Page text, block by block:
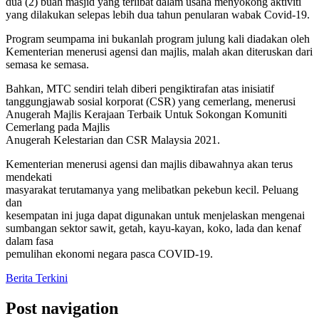
yang dilakukan selepas lebih dua tahun penularan wabak Covid-19.
Program seumpama ini bukanlah program julung kali diadakan oleh
Kementerian menerusi agensi dan majlis, malah akan diteruskan dari
semasa ke semasa.
Bahkan, MTC sendiri telah diberi pengiktirafan atas inisiatif
tanggungjawab sosial korporat (CSR) yang cemerlang, menerusi
Anugerah Majlis Kerajaan Terbaik Untuk Sokongan Komuniti
Cemerlang pada Majlis
Anugerah Kelestarian dan CSR Malaysia 2021.
Kementerian menerusi agensi dan majlis dibawahnya akan terus
mendekati
masyarakat terutamanya yang melibatkan pekebun kecil. Peluang
dan
kesempatan ini juga dapat digunakan untuk menjelaskan mengenai
sumbangan sektor sawit, getah, kayu-kayan, koko, lada dan kenaf
dalam fasa
pemulihan ekonomi negara pasca COVID-19.
Berita Terkini
Post navigation